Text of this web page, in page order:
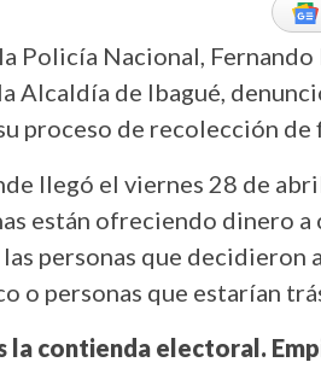
Policía Nacional,
Alcaldía de Ibagué,
proceso de recolección de
llegó el viernes 28 de
están ofreciendo dinero a
personas que decidieron
o personas que estarían
la contienda electoral.